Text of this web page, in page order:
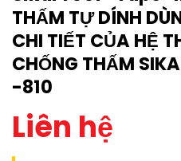
THẤM TỰ DÍNH
CHI TIẾT CỦA HỆ
CHỐNG THẤM
-810
Liên hệ